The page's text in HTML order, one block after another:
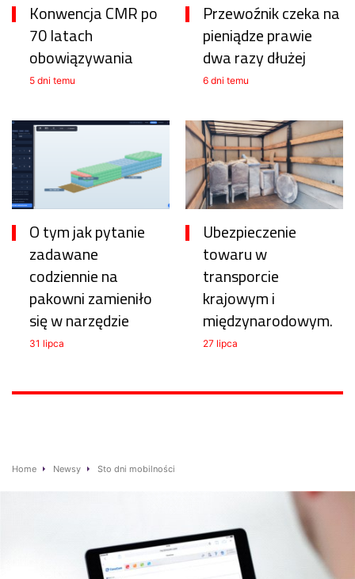
Konwencja CMR po
70 latach
obowiązywania
5 dni temu
Przewoźnik czeka na
pieniądze prawie
dwa razy dłużej
6 dni temu
O tym jak pytanie
zadawane
codziennie na
pakowni zamieniło
się w narzędzie
31 lipca
Ubezpieczenie
towaru w
transporcie
krajowym i
międzynarodowym.
27 lipca
Home Newsy Sto dni mobilności